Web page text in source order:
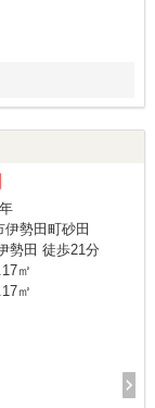
勢田町砂田
勢田 徒歩21分
㎡
㎡